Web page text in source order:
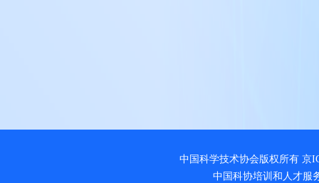
中国科学技术协会版权所有 京
中国科协培训和人才服